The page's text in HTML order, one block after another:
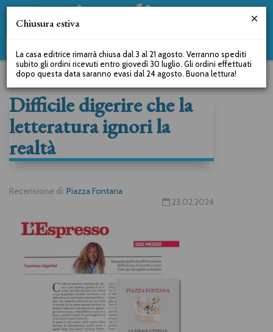
Difficile digerire che la
letteratura ignori la
realtà
Recensione di: Piazza Fontana
23.02.2024
Chiusura estiva
La casa editrice rimarrà chiusa dal 3 al 21 agosto. Verranno spediti
subito gli ordini ricevuti entro giovedì 30 luglio. Gli ordini effettuati
dopo questa data saranno evasi dal 24 agosto. Buona lettura!